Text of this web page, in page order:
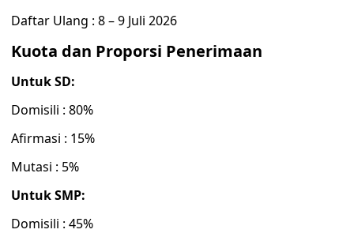
Daftar Ulang : 8 – 9 Juli 2026
Kuota dan Proporsi Penerimaan
Untuk SD:
Domisili : 80%
Afirmasi : 15%
Mutasi : 5%
Untuk SMP:
Domisili : 45%